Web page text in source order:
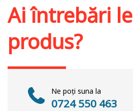
Ai întrebări
produs?
Ne poți suna la
0724 550 463